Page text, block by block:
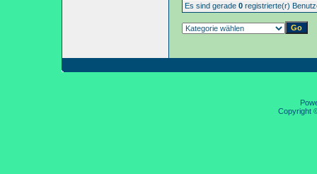
Es sind gerade 0registrierte(r)
Copyright